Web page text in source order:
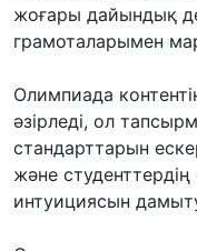
жоғары дайындық
грамоталарымен
Олимпиада
әзірледі, ол
стандарттарын
және
интуициясын